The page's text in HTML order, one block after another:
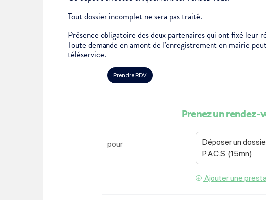
Je suis étudiant
Tout dossier incomplet ne sera pas traité.
Présence obligatoire des deux partenaires qui ont fixé leur
Toute demande en amont de l’enregistrement en mairie
téléservice.